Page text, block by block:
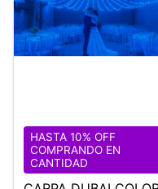
HASTA 10% OFF
COMPRANDO EN
CANTIDAD